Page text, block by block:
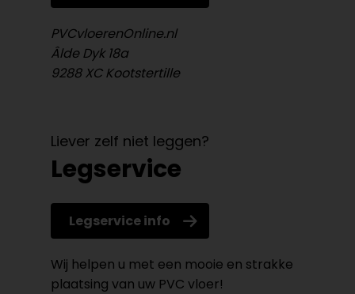
PVCvloerenOnline.nl
Âlde Dyk 18a
9288 XC Kootstertille
Liever zelf niet leggen?
Legservice
Legservice info
Wij helpen u met een mooie en strakke
plaatsing van uw PVC vloer!